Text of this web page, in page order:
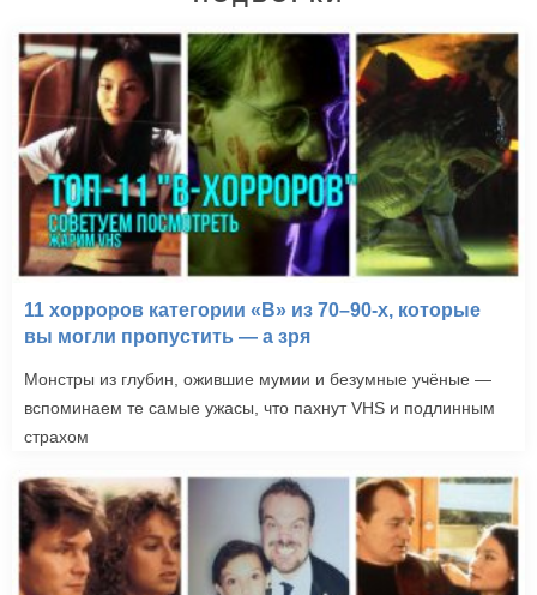
11 хорроров категории «B» из 70–90-х, которые
вы могли пропустить — а зря
Монстры из глубин, ожившие мумии и безумные учёные —
вспоминаем те самые ужасы, что пахнут VHS и подлинным
страхом